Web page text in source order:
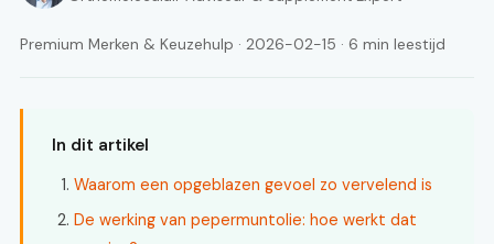
Premium Merken & Keuzehulp · 2026-02-15 · 6 min leestijd
In dit artikel
Waarom een opgeblazen gevoel zo vervelend is
De werking van pepermuntolie: hoe werkt dat